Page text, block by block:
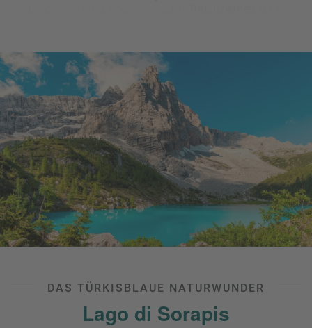
Panoramabelohnt, das zu den beeindruckendsten der
gesamten Region zählt und einen unvergesslichen Blick auf
die markanten Felszacken der Cadini bietet.
Cadini di Misurina Wanderung:
Start:RifugioAuronzo
Höhenmeter: 200-300 m
Länge: 4-6 km
Gehzeit: 2-3 h
Schwierigkeit: mittel (schmale Pfade, teils ausgesetzte
Stellen, Trittsicherheit erforderlich)
DAS TÜRKISBLAUE NATURWUNDER
Lago di Sorapis